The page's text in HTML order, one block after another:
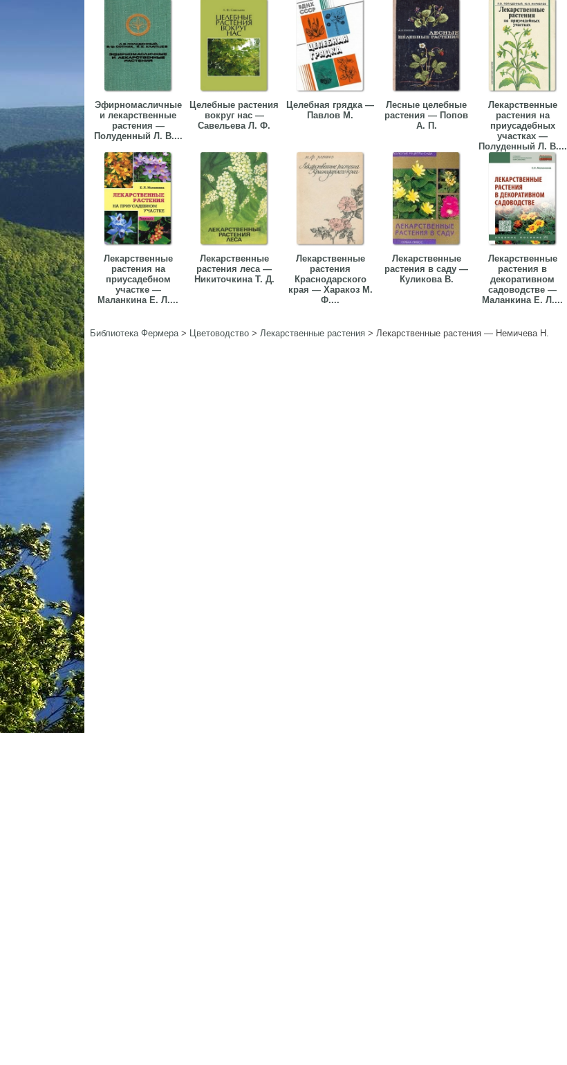
Эфирномасличные
и лекарственные
растения —
Полуденный Л. В....
Целебные растения
вокруг нас —
Савельева Л. Ф.
Целебная грядка —
Павлов М.
Лесные целебные
растения — Попов
А. П.
Лекарственные
растения на
приусадебных
участках —
Полуденный Л. В....
Лекарственные
растения на
приусадебном
участке —
Маланкина Е. Л....
Лекарственные
растения леса —
Никиточкина Т. Д.
Лекарственные
растения
Краснодарского
края — Харакоз М.
Ф....
Лекарственные
растения в саду —
Куликова В.
Лекарственные
растения в
декоративном
садоводстве —
Маланкина Е. Л....
Библиотека Фермера> Цветоводство > Лекарственные растения > Лекарственные растения — Немичева Н.